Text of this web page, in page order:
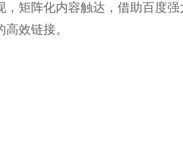
，矩阵化内容触达，借助百度
效链接。